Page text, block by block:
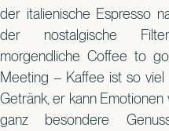
der italienische Espresso
der nostalgische
morgendliche Coffee to
Meeting – Kaffee ist so viel
Getränk, er kann
ganz besondere